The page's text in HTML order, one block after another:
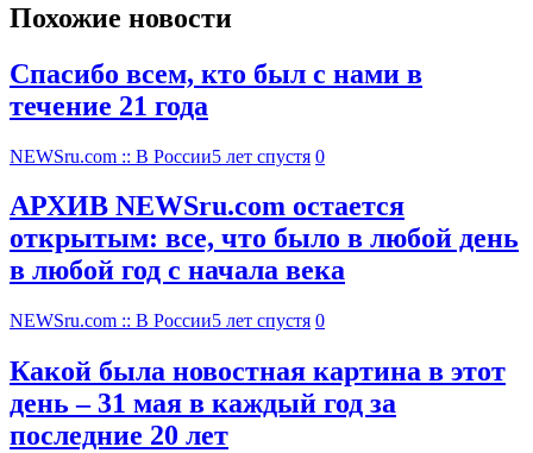
Похожие новости
Спасибо всем, кто был с нами в
течение 21 года
NEWSru.com :: В России5 лет спустя 0
АРХИВ NEWSru.com остается
открытым: все, что было в любой день
в любой год с начала века
NEWSru.com :: В России5 лет спустя 0
Какой была новостная картина в этот
день – 31 мая в каждый год за
последние 20 лет